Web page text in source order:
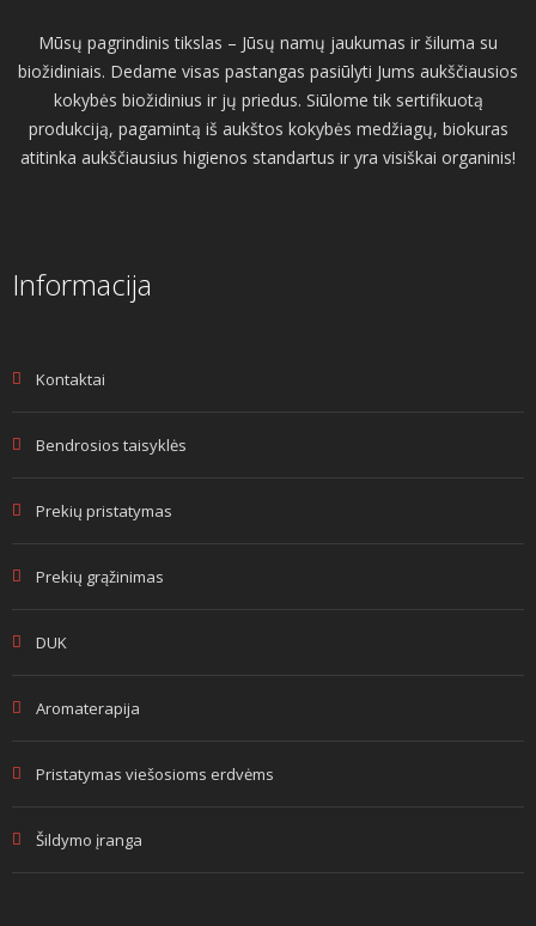
Mūsų pagrindinis tikslas – Jūsų namų jaukumas ir šiluma su
biožidiniais. Dedame visas pastangas pasiūlyti Jums aukščiausios
kokybės biožidinius ir jų priedus. Siūlome tik sertifikuotą
produkciją, pagamintą iš aukštos kokybės medžiagų, biokuras
atitinka aukščiausius higienos standartus ir yra visiškai organinis!
Informacija
Kontaktai
Bendrosios taisyklės
Prekių pristatymas
Prekių grąžinimas
DUK
Aromaterapija
Pristatymas viešosioms erdvėms
Šildymo įranga